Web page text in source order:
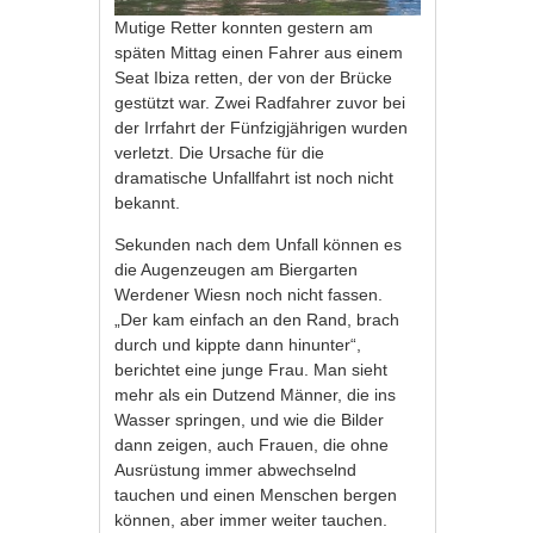
Mutige Retter konnten gestern am
späten Mittag einen Fahrer aus einem
Seat Ibiza retten, der von der Brücke
gestützt war. Zwei Radfahrer zuvor bei
der Irrfahrt der Fünfzigjährigen wurden
verletzt. Die Ursache für die
dramatische Unfallfahrt ist noch nicht
bekannt.
Sekunden nach dem Unfall können es
die Augenzeugen am Biergarten
Werdener Wiesn noch nicht fassen.
„Der kam einfach an den Rand, brach
durch und kippte dann hinunter“,
berichtet eine junge Frau. Man sieht
mehr als ein Dutzend Männer, die ins
Wasser springen, und wie die Bilder
dann zeigen, auch Frauen, die ohne
Ausrüstung immer abwechselnd
tauchen und einen Menschen bergen
können, aber immer weiter tauchen.